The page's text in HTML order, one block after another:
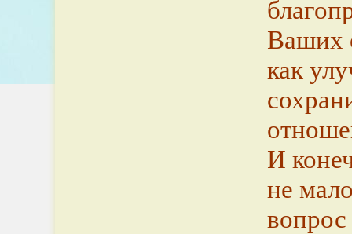
Ваших
как
И
не